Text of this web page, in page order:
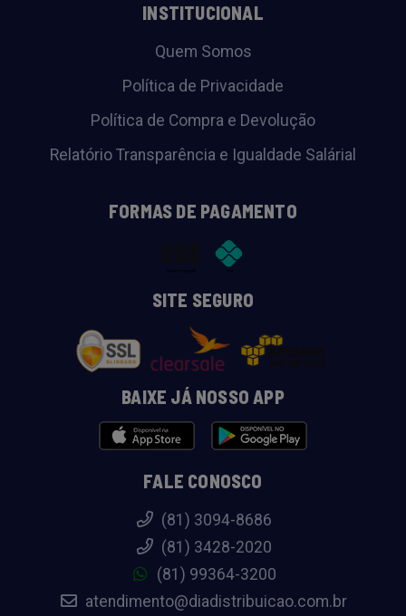
INSTITUCIONAL
Quem Somos
Política de Privacidade
Política de Compra e Devolução
Relatório Transparência e Igualdade Salárial
FORMAS DE PAGAMENTO
SITE SEGURO
BAIXE JÁ NOSSO APP
FALE CONOSCO
(81) 3094-8686
(81) 3428-2020
(81) 99364-3200
atendimento@diadistribuicao.com.br